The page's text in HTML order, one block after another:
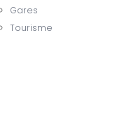
Gares
Tourisme